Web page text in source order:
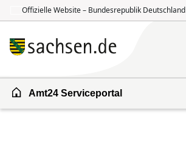
Offizielle Website – Bundesrepublik Deutschland
Amt24 Serviceportal